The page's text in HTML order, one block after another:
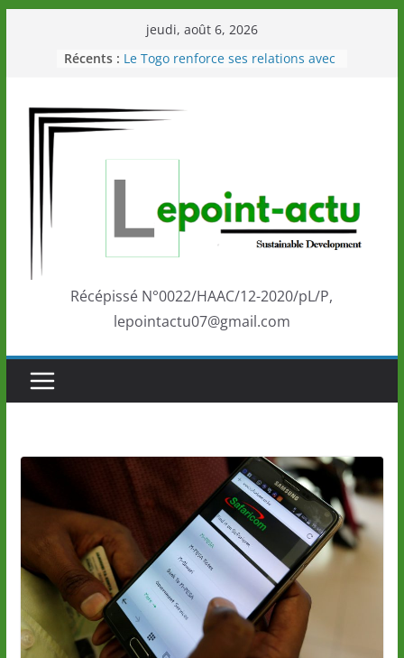
jeudi, août 6, 2026
Récents : Le Togo renforce ses relations avec
Éléphants en Côte d’Ivoire
LOTO DETENTE”, un nouveau tirage
marque de confiance au Togo sur
la scène internationale au-delà des
performances de ses athlètes
Togo: Que retenir de la politique
éducation et de l’ambition de
Récépissé N°0022/HAAC/12-2020/pL/P,
lepointactu07@gmail.com